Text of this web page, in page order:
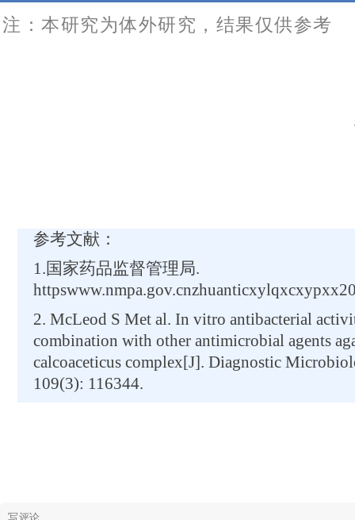
注：本研究为体外研究，结果仅供参考
参考文献：
1.国家药品监督管理局.
2. McLeod S Met al. In vitro antibacterial
combination with other antimicrobial agents
calcoaceticus complex[J]. Diagnostic
109(3): 116344.